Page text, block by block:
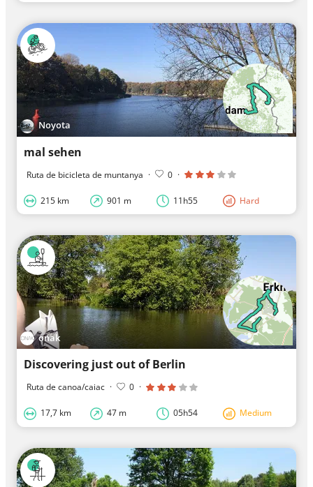
Noyota
mal sehen
Ruta de bicicleta de muntanya · 0 ·
215 km 901 m 11h55 Hard
onak
Discovering just out of Berlin
Ruta de canoa/caiac · 0 ·
17,7 km 47 m 05h54 Medium